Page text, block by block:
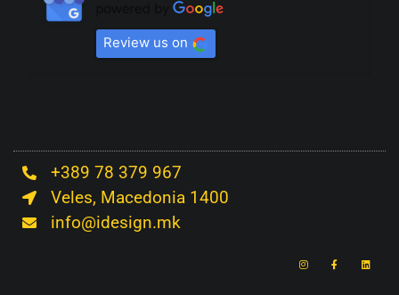
Review us on
+389 78 379 967
Veles, Macedonia 1400
info@idesign.mk